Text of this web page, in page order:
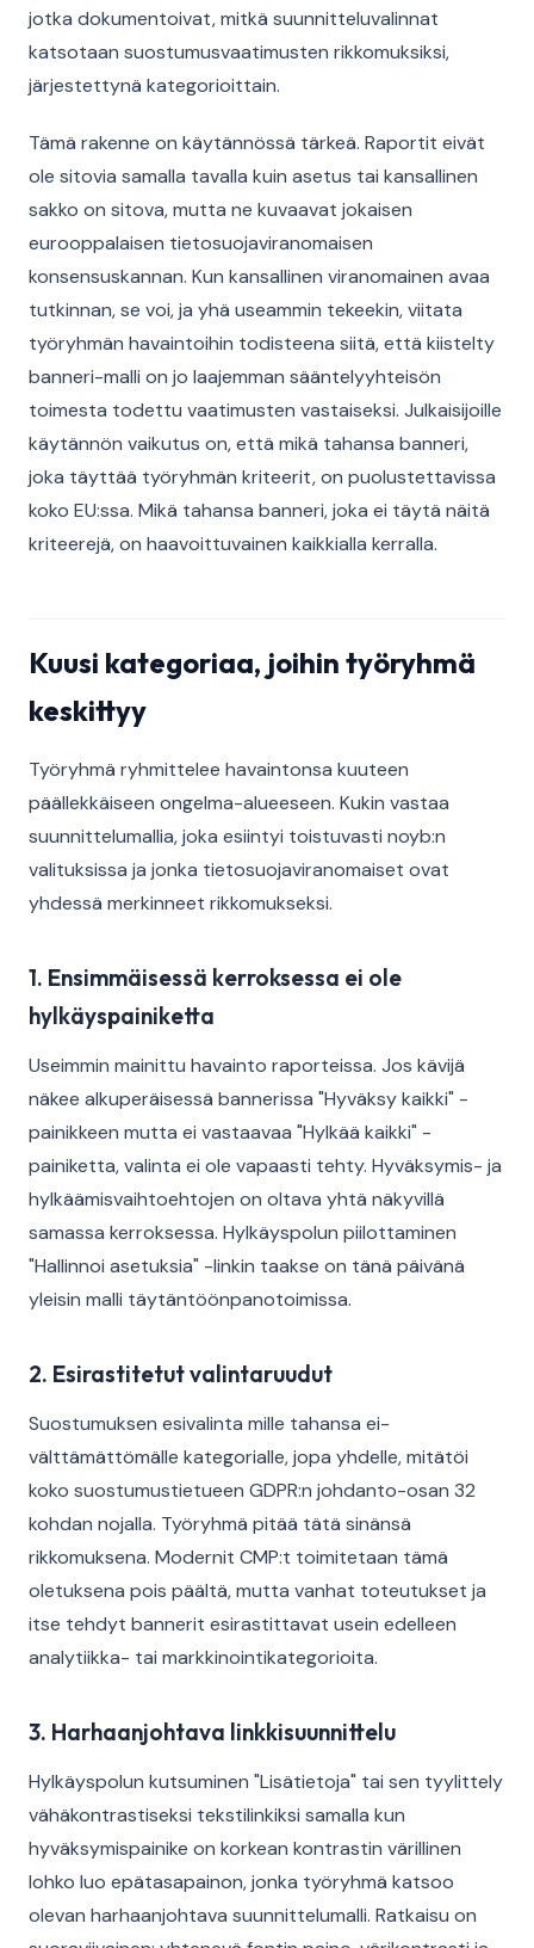
jotka dokumentoivat, mitkä suunnitteluvalinnat
katsotaan suostumusvaatimusten rikkomuksiksi,
järjestettynä kategorioittain.
Tämä rakenne on käytännössä tärkeä. Raportit eivät
ole sitovia samalla tavalla kuin asetus tai kansallinen
sakko on sitova, mutta ne kuvaavat jokaisen
eurooppalaisen tietosuojaviranomaisen
konsensuskannan. Kun kansallinen viranomainen avaa
tutkinnan, se voi, ja yhä useammin tekeekin, viitata
työryhmän havaintoihin todisteena siitä, että kiistelty
banneri-malli on jo laajemman sääntelyyhteisön
toimesta todettu vaatimusten vastaiseksi. Julkaisijoille
käytännön vaikutus on, että mikä tahansa banneri,
joka täyttää työryhmän kriteerit, on puolustettavissa
koko EU:ssa. Mikä tahansa banneri, joka ei täytä näitä
kriteerejä, on haavoittuvainen kaikkialla kerralla.
Kuusi kategoriaa, joihin työryhmä
keskittyy
Työryhmä ryhmittelee havaintonsa kuuteen
päällekkäiseen ongelma-alueeseen. Kukin vastaa
suunnittelumallia, joka esiintyi toistuvasti noyb:n
valituksissa ja jonka tietosuojaviranomaiset ovat
yhdessä merkinneet rikkomukseksi.
1. Ensimmäisessä kerroksessa ei ole
hylkäyspainiketta
Useimmin mainittu havainto raporteissa. Jos kävijä
näkee alkuperäisessä bannerissa "Hyväksy kaikki" -
painikkeen mutta ei vastaavaa "Hylkää kaikki" -
painiketta, valinta ei ole vapaasti tehty. Hyväksymis- ja
hylkäämisvaihtoehtojen on oltava yhtä näkyvillä
samassa kerroksessa. Hylkäyspolun piilottaminen
"Hallinnoi asetuksia" -linkin taakse on tänä päivänä
yleisin malli täytäntöönpanotoimissa.
2. Esirastitetut valintaruudut
Suostumuksen esivalinta mille tahansa ei-
välttämättömälle kategorialle, jopa yhdelle, mitätöi
koko suostumustietueen GDPR:n johdanto-osan 32
kohdan nojalla. Työryhmä pitää tätä sinänsä
rikkomuksena. Modernit CMP:t toimitetaan tämä
oletuksena pois päältä, mutta vanhat toteutukset ja
itse tehdyt bannerit esirastittavat usein edelleen
analytiikka- tai markkinointikategorioita.
3. Harhaanjohtava linkkisuunnittelu
Hylkäyspolun kutsuminen "Lisätietoja" tai sen tyylittely
vähäkontrastiseksi tekstilinkiksi samalla kun
hyväksymispainike on korkean kontrastin värillinen
lohko luo epätasapainon, jonka työryhmä katsoo
olevan harhaanjohtava suunnittelumalli. Ratkaisu on